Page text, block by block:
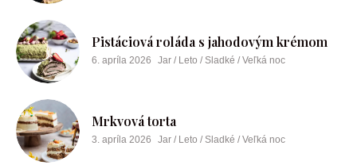
Pistáciová roláda s jahodovým krémom
6. apríla 2026 Jar / Leto / Sladké / Veľká noc
Mrkvová torta
3. apríla 2026 Jar / Leto / Sladké / Veľká noc